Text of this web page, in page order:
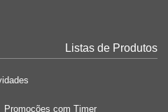
Listas de Produtos
Promoções com Timer